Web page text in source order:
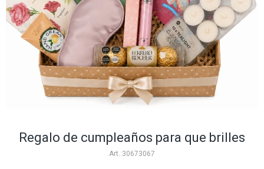
Regalo de cumpleaños para que brilles
30673067